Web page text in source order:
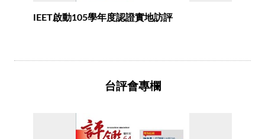
IEET啟動105學年度認證實地訪評
台評會專欄